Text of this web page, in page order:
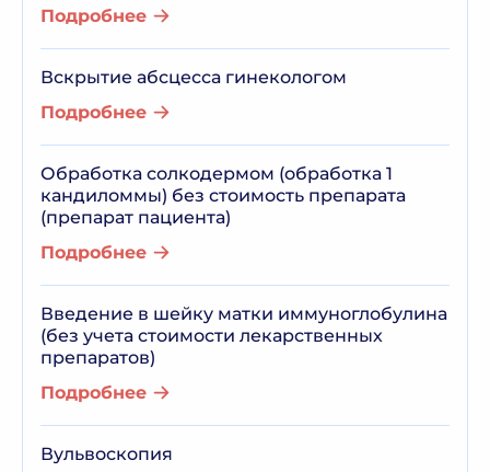
Подробнее
Вскрытие абсцесса гинекологом
Подробнее
Обработка солкодермом (обработка 1
кандиломмы) без стоимость препарата
(препарат пациента)
Подробнее
Введение в шейку матки иммуноглобулина
(без учета стоимости лекарственных
препаратов)
Подробнее
Вульвоскопия